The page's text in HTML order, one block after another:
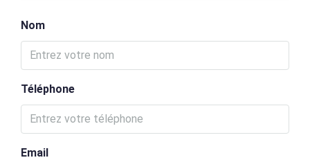
Nom
Téléphone
Email